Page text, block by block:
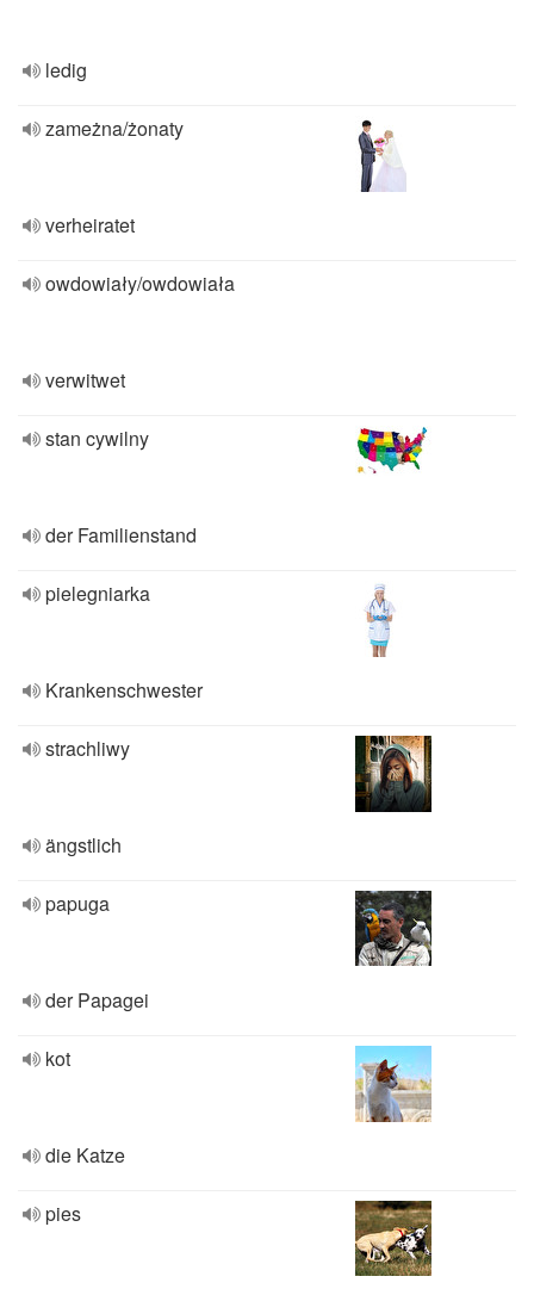
ledig
zameżna/żonaty
verheiratet
owdowiały/owdowiała
verwitwet
stan cywilny
der Familienstand
pielegniarka
Krankenschwester
strachliwy
ängstlich
papuga
der Papagei
kot
die Katze
pies